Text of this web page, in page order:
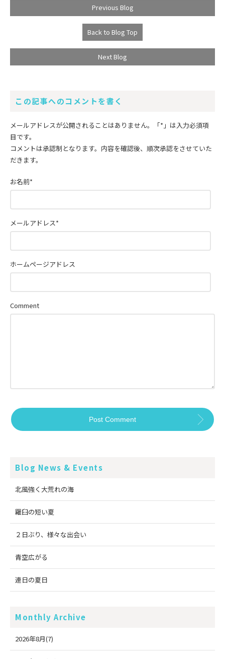
Previous Blog
Back to Blog Top
Next Blog
この記事へのコメントを書く
メールアドレスが公開されることはありません。 「*」 は入力必須項
目です。
コメントは承認制となります。内容を確認後、順次承認をさせていた
だきます。
Comment
お名前*
メールアドレス*
ホームページアドレス
Blog News & Events
北風強く大荒れの海
羅臼の短い夏
２日ぶり、様々な出会い
青空広がる
連日の夏日
Monthly Archive
2026年8月(7)